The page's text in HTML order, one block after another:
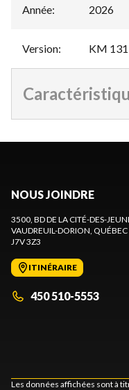
Année: 2026
Version: KM 131
NOUS JOINDRE
3500, BD DE LA CITÉ-DES-
VAUDREUIL-DORION, QUÉBEC
J7V 3Z3
ITINÉRAIRE
450 510-5553
Les données affichées sont à